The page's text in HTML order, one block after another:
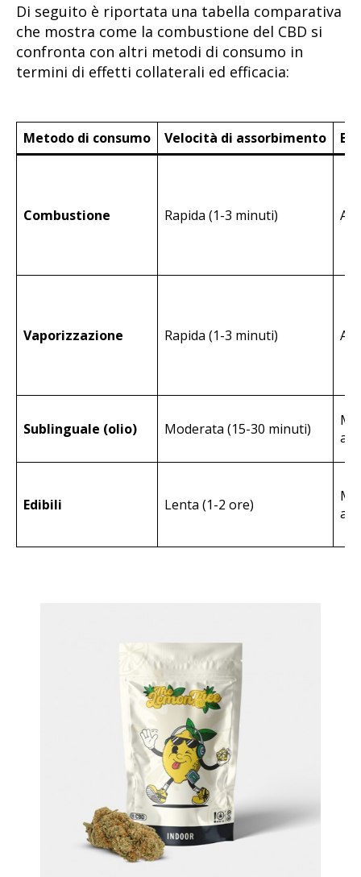
Di seguito è riportata una tabella comparativa
che mostra come la combustione del CBD si
confronta con altri metodi di consumo in
termini di effetti collaterali ed efficacia:
Metodo di consumo Velocità di assorbimento
Combustione Rapida (1-3 minuti)
Vaporizzazione Rapida (1-3 minuti)
Sublinguale (olio) Moderata (15-30 minuti)
a-
Edibili Lenta (1-2 ore)
a